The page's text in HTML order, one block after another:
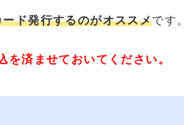
ド発行するのがオススメです。
を済ませておいてください。